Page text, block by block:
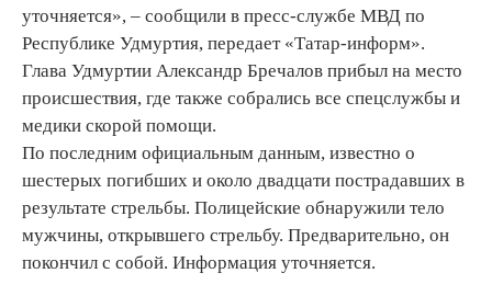
уточняется», – сообщили в пресс-службе МВД по
Республике Удмуртия, передает «Татар-информ».
Глава Удмуртии Александр Бречалов прибыл на место
происшествия, где также собрались все спецслужбы и
медики скорой помощи.
По последним официальным данным, известно о
шестерых погибших и около двадцати пострадавших в
результате стрельбы. Полицейские обнаружили тело
мужчины, открывшего стрельбу. Предварительно, он
покончил с собой. Информация уточняется.